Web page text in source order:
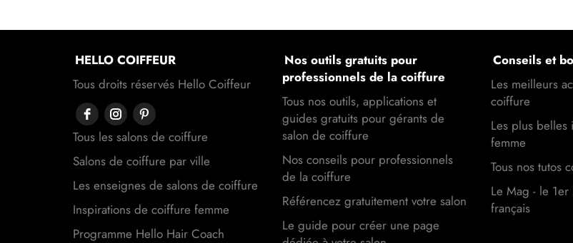
HELLO COIFFEUR
Tous droits réservés Hello Coiffeur
Tous les salons de coiffure
Salons de coiffure par ville
Les enseignes de salons de coiffure
Inspirations de coiffure femme
Programme Hello Hair Coach
Nos outils gratuits pour
professionnels de la coiffure
Tous nos outils, applications et
guides gratuits pour gérants de
salon de coiffure
Nos conseils pour professionnels
de la coiffure
Référencez gratuitement votre salon
Le guide pour créer une page
Conseils et
Les meilleurs
coiffure
Les plus belles
femme
Tous nos tutos
Le Mag - le
français